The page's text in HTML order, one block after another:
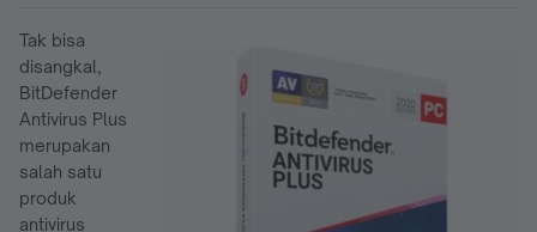
Tak bisa
disangkal,
BitDefender
Antivirus Plus
merupakan
salah satu
produk
antivirus